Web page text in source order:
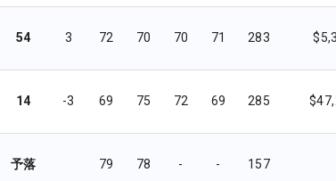
54 3 72 70 70 71 283
14 -3 69 75 72 69 285
予落 79 78 - - 157